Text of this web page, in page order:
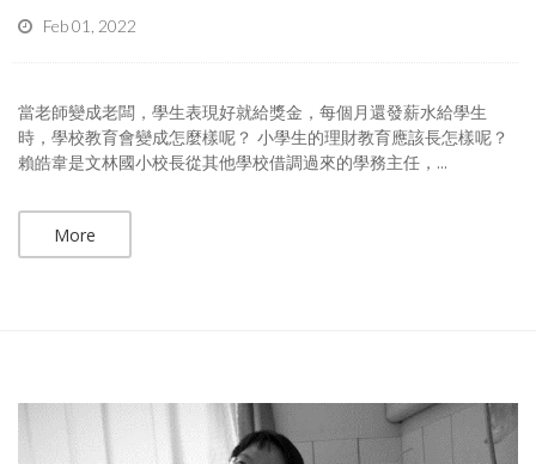
Feb 01, 2022
當老師變成老闆，學生表現好就給獎金，每個月還發薪水給學生
時，學校教育會變成怎麼樣呢？ 小學生的理財教育應該長怎樣呢？
賴皓韋是文林國小校長從其他學校借調過來的學務主任，...
More